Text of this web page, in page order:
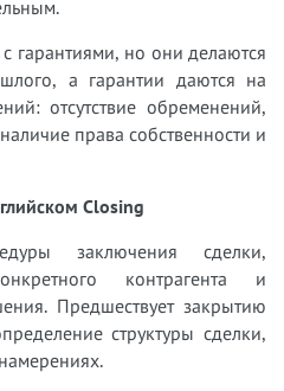
гарантиями, но они делаются
а гарантии даются на
отсутствие обременений,
права собственности и
Closing
заключения сделки,
контрагента и
Предшествует закрытию
структуры сделки,